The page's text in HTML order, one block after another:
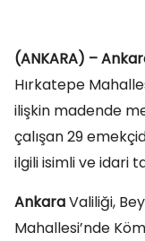
(ANKARA) –
Hırkatepe
ilişkin madende
çalışan 29
ilgili isimli ve idari
AnkaraValiliği,
Mahallesi’nde